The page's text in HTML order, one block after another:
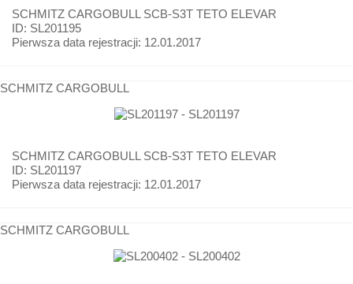
SCHMITZ CARGOBULL SCB-S3T TETO ELEVAR
ID: SL201195
Pierwsza data rejestracji: 12.01.2017
SCHMITZ CARGOBULL
SCHMITZ CARGOBULL SCB-S3T TETO ELEVAR
ID: SL201197
Pierwsza data rejestracji: 12.01.2017
SCHMITZ CARGOBULL